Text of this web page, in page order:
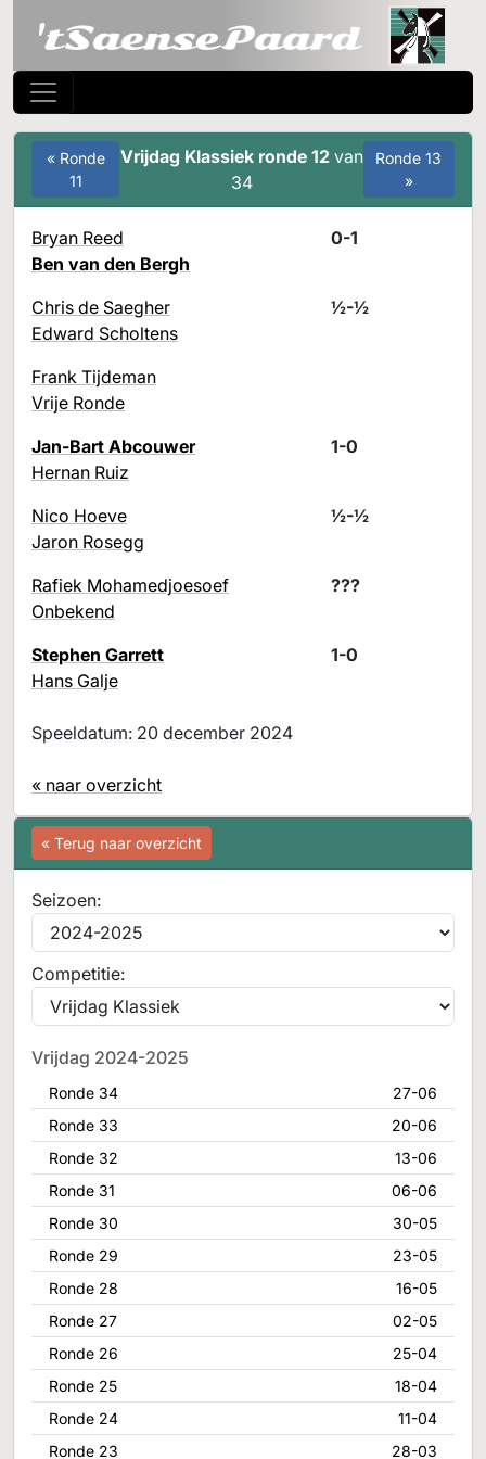
« Ronde
11
Vrijdag Klassiek ronde 12van
34
Ronde 13
»
Bryan Reed
0-1
Ben van den Bergh
Chris de Saegher
½-½
Edward Scholtens
Frank Tijdeman
Vrije Ronde
Jan-Bart Abcouwer
1-0
Hernan Ruiz
Nico Hoeve
½-½
Jaron Rosegg
Rafiek Mohamedjoesoef
???
Onbekend
Stephen Garrett
1-0
Hans Galje
Speeldatum: 20 december 2024
« naar overzicht
« Terug naar overzicht
Seizoen:
Competitie:
Vrijdag 2024-2025
Ronde 34
27-06
Ronde 33
20-06
Ronde 32
13-06
Ronde 31
06-06
Ronde 30
30-05
Ronde 29
23-05
Ronde 28
16-05
Ronde 27
02-05
Ronde 26
25-04
Ronde 25
18-04
Ronde 24
11-04
Ronde 23
28-03